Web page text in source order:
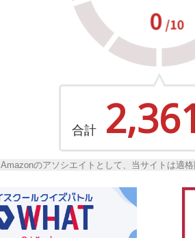
合計 2,361
Amazonのアソシエイトとして、当サイトは適格